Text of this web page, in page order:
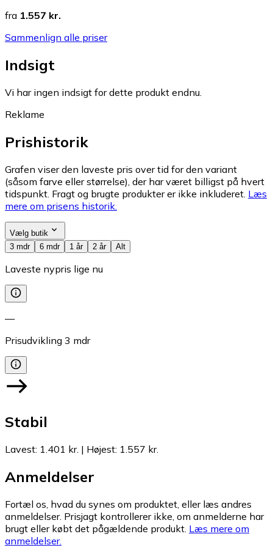
fra 1.557 kr.
Sammenlign alle priser
Indsigt
Vi har ingen indsigt for dette produkt endnu.
Reklame
Prishistorik
Grafen viser den laveste pris over tid for den variant
(såsom farve eller størrelse), der har været billigst på hvert
tidspunkt. Fragt og brugte produkter er ikke inkluderet. Læs
mere om prisens historik.
Vælg butik
3 mdr
6 mdr 1 år 2 år Alt
Laveste nypris lige nu
—
Prisudvikling 3 mdr
Stabil
Lavest: 1.401 kr. | Højest: 1.557 kr.
Anmeldelser
Fortæl os, hvad du synes om produktet, eller læs andres
anmeldelser. Prisjagt kontrollerer ikke, om anmelderne har
brugt eller købt det pågældende produkt. Læs mere om
anmeldelser.